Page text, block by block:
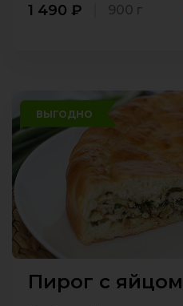
1 490 ₽ 900 г
ВЫГОДНО
Пирог с